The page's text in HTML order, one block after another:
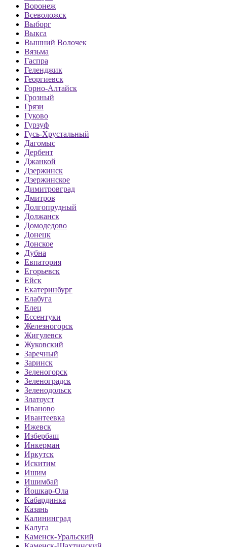
Воронеж
Всеволожск
Выборг
Выкса
Вышний Волочек
Вязьма
Гаспра
Геленджик
Георгиевск
Горно-Алтайск
Грозный
Грязи
Гуково
Гурзуф
Гусь-Хрустальный
Дагомыс
Дербент
Джанкой
Дзержинск
Дзержинское
Димитровград
Дмитров
Долгопрудный
Должанск
Домодедово
Донецк
Донское
Дубна
Евпатория
Егорьевск
Ейск
Екатеринбург
Елабуга
Елец
Ессентуки
Железногорск
Жигулевск
Жуковский
Заречный
Заринск
Зеленогорск
Зеленоградск
Зеленодольск
Златоуст
Иваново
Ивантеевка
Ижевск
Избербаш
Инкерман
Иркутск
Искитим
Ишим
Ишимбай
Йошкар-Ола
Кабардинка
Казань
Калининград
Калуга
Каменск-Уральский